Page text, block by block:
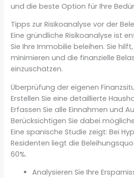
und die beste Option für Ihre
Tipps zur Risikoanalyse vor der
Eine gründliche Risikoanalyse ist
Sie Ihre Immobilie beleihen. Sie
minimieren und die finanzielle
einzuschätzen.
Überprüfung der eigenen
Erstellen Sie eine detaillierte
Erfassen Sie alle Einnahmen und
Berücksichtigen Sie dabei
Eine spanische Studie zeigt: Bei
Residenten liegt die
60%.
Analysieren Sie Ihre